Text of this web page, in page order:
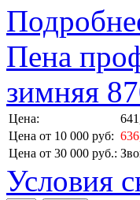
Пена
зимняя
Цена:
Цена от 10 000 руб:
Цена от 30 000 руб.:
Условия